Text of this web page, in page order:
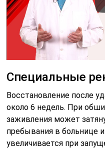
Специальные
Восстановление после
около 6 недель. При
заживления может
пребывания в больнице
увеличивается при